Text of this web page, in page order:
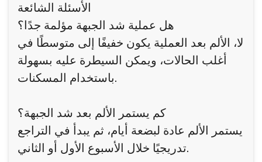
الأسئلة الشائعة
هل عملية شد الجبهة مؤلمة جدًا؟
لا، الألم بعد العملية يكون خفيفًا إلى متوسطًا في
أغلب الحالات، ويمكن السيطرة عليه بسهولة
باستخدام المسكنات.
كم يستمر الألم بعد شد الجبهة؟
يستمر الألم عادة لبضعة أيام، ثم يبدأ في التراجع
تدريجيًا خلال الأسبوع الأول أو الثاني.